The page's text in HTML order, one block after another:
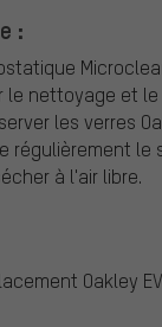
:
le nettoyage et
les verres
régulièrement le
à l'air libre.
Oakley